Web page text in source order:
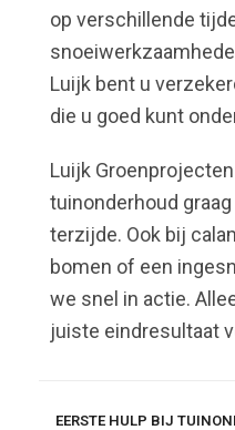
op verschillende
Luijk bent u
die u goed kunt
Luijk
tuinonderhoud
terzijde. Ook bij
bomen of een
we snel in actie.
juiste eindresultaat
EERSTE HULP BIJ